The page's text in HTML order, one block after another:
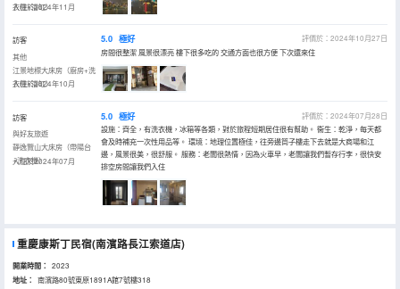
衣機+浴缸）
入住於2024年11月
訪客
其他
江景地標大床房（廚房+洗
衣機+浴缸）
入住於2024年10月
5.0 極好
評價於：2024年10月27日
房間很整潔 風景很漂亮 樓下很多吃的 交通方面也很方便 下次還來住
訪客
與好友旅遊
靜逸覽山大床房（帶陽台
+洗衣機）
入住於2024年07月
5.0 極好
評價於：2024年07月28日
設施：齊全，有洗衣機，冰箱等各類，對於旅程短期居住很有幫助。 衞生：乾淨，每天都
會及時補充一次性用品等。 環境：地理位置極佳，往旁邊筒子樓走下去就是大商場和江
邊，風景很美，很舒服。 服務：老闆很熱情，因為火車早，老闆讓我們暫存行李，很快安
排空房間讓我們入住
重慶康斯丁民宿(南濱路長江索道店)
開業時間： 2023
地址：
南濱路80號東原1891A館7號樓318